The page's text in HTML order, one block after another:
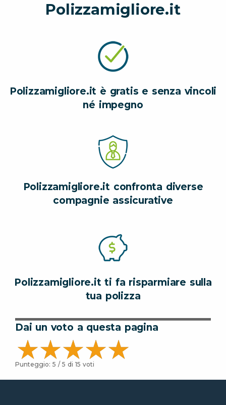
Polizzamigliore.it
Polizzamigliore.it è gratis e senza vincoli
né impegno
Polizzamigliore.it confronta diverse
compagnie assicurative
Polizzamigliore.it ti fa risparmiare sulla
tua polizza
Dai un voto a questa pagina
Punteggio: 5 / 5 di 15 voti